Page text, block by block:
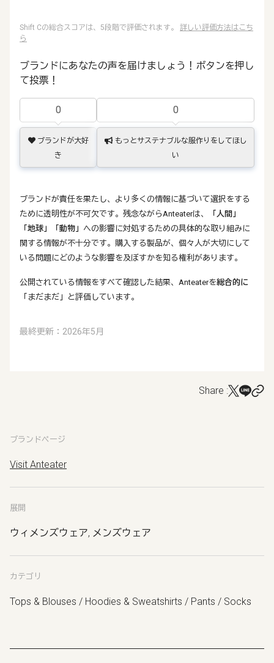
Shift Cの総合スコアは、5段階で評価されます。 詳しい評価方法はこち
ら
ブランドにあなたの声を届けましょう！ボタンを押し
て投票！
0
ブランドが大好
き
0
もっとサステナブルな服作りをしてほし
い
ブランドが責任を果たし、より多くの情報に基づいて選択をする
ために透明性が不可欠です。残念ながらAnteaterは、
「人間」
「地球」
「動物」 への影響に対処するための具体的な取り組みに
関する情報が不十分です。購入する製品が、個々人が大切にして
いる問題にどのような影響を及ぼすかを知る権利があります。
公開されている情報をすべて確認した結果、Anteaterを総合的に
「まだまだ」と評価しています。
最終更新：2026年5月
Share :
ブランドページ
Visit Anteater
展開
ウィメンズウェア, メンズウェア
カテゴリ
Tops & Blouses / Hoodies & Sweatshirts / Pants / Socks